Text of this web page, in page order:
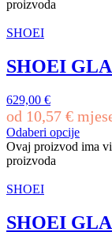
proizvoda
SHOEI
SHOEI
629,00 €
od 10,57 €
Odaberi opcije
Ovaj proizvod ima
proizvoda
SHOEI
SHOEI